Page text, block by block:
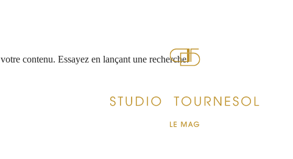
contenu. Essayez en lançant une recherche.